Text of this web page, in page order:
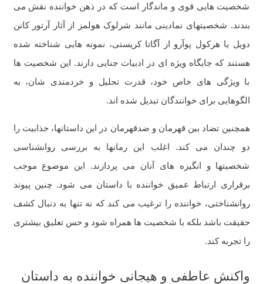
شخصیت هایی قوی و ماندگار است که در ذهن خواننده نقش می
بندند. شخصیتهای نمادینی مانند شرلوک هولمز از آثار آرتور کانن
دویل یا هرکول پوآرو از آگاتا کریستی، نمونه هایی شناخته شده
هستند که جایگاه ویژه ای در ادبیات جنایی دارند. این شخصیت ها
با ویژگی های خاص خود، قدرت تحلیل و خردمندی شان، به
الگوهایی برای خوانندگان تبدیل شده اند.
همچنین تضاد بین قهرمان و ضدقهرمان در این داستانها، جذابیت را
دو چندان می کند. اغلب این رمانها به بررسی روانشناسی
شخصیتها و انگیزه های آنان می پردازند. این موضوع موجب
برقراری ارتباط عمیق خواننده با داستان می شود. چنین پیوند
روانشناختی، خواننده را ترغیب می کند که نه تنها به دنبال کشف
حقیقت باشد بلکه با شخصیت ها همراه شود و حس تعلیق بیشتری
را تجربه کند.
واکنش عاطفی و هیجانی خواننده به داستان